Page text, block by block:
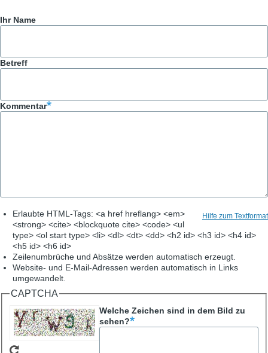
Ihr Name
Betreff
Kommentar
Hilfe zum Textformat
Erlaubte HTML-Tags: <a href hreflang> <em>
<strong> <cite> <blockquote cite> <code> <ul
type> <ol start type> <li> <dl> <dt> <dd> <h2 id> <h3 id> <h4 id>
<h5 id> <h6 id>
Zeilenumbrüche und Absätze werden automatisch erzeugt.
Website- und E-Mail-Adressen werden automatisch in Links
umgewandelt.
CAPTCHA
Welche Zeichen sind in dem Bild zu
sehen?